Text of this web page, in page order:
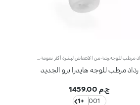
رذاذ مرطب للوجه هايدرا برو الجديد
ج.م 1459.00
001
+1